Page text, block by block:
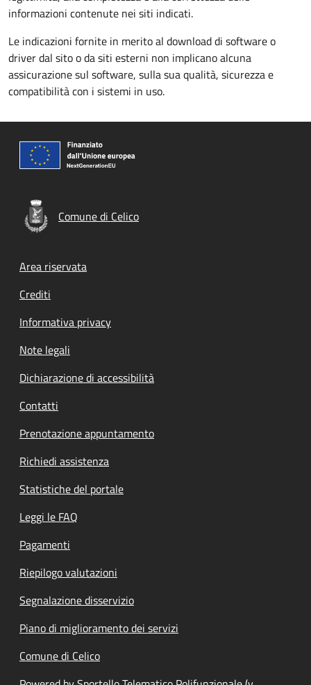
informazioni contenute nei siti indicati.
Le indicazioni fornite in merito al download di software o
driver dal sito o da siti esterni non implicano alcuna
assicurazione sul software, sulla sua qualità, sicurezza e
compatibilità con i sistemi in uso.
Comune di Celico
Footer menu
Area riservata
Crediti
Informativa privacy
Note legali
Dichiarazione di accessibilità
Contatti
Prenotazione appuntamento
Richiedi assistenza
Statistiche del portale
Leggi le FAQ
Pagamenti
Riepilogo valutazioni
Segnalazione disservizio
Piano di miglioramento dei servizi
Comune di Celico